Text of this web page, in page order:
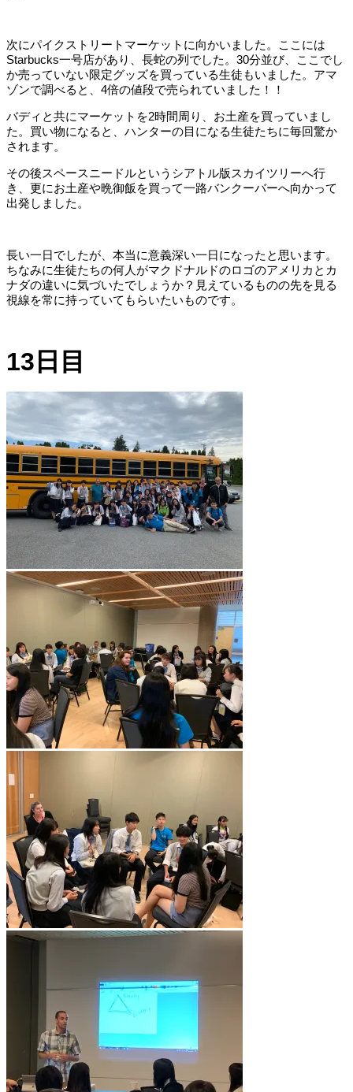
次にパイクストリートマーケットに向かいました。ここには
Starbucks一号店があり、長蛇の列でした。 30分並び、ここでし
か売っていない限定グッズを買っている生徒もいました。アマ
ゾンで調べると、 4倍の値段で売られていました！！
バディと共にマーケットを2時間周り、お土産を買っていまし
た。買い物になると、ハンターの目になる生徒たちに毎回驚か
されます。
その後スペースニードルというシアトル版スカイツリーへ行
き、更にお土産や晩御飯を買って一路バンクーバーへ向かって
出発しました。
長い一日でしたが、本当に意義深い一日になったと思います。
ちなみに生徒たちの何人がマクドナルドのロゴのアメリカとカ
ナダの違いに気づいたでしょうか？見えているものの先を見る
視線を常に持っていてもらいたいものです。
13 日目